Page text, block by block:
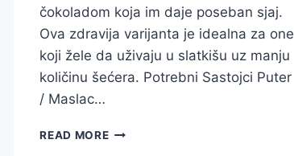
čokoladom koja im daje poseban sjaj.
Ova zdravija varijanta je idealna za one
koji žele da uživaju u slatkišu uz manju
količinu šećera. Potrebni Sastojci Puter
/ Maslac…
READ MOREBRZI